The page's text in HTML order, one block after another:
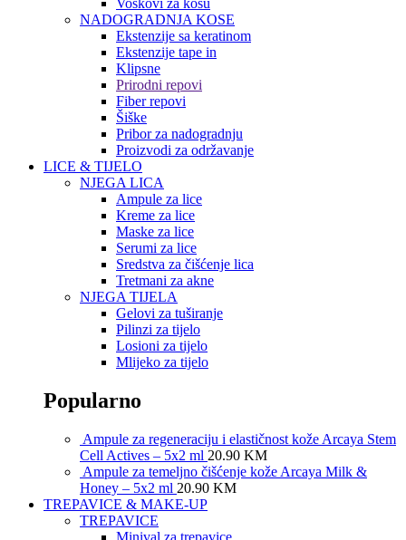
Voskovi za kosu
NADOGRADNJA KOSE
Ekstenzije sa keratinom
Ekstenzije tape in
Klipsne
Prirodni repovi
Fiber repovi
Šiške
Pribor za nadogradnju
Proizvodi za održavanje
LICE & TIJELO
NJEGA LICA
Ampule za lice
Kreme za lice
Maske za lice
Serumi za lice
Sredstva za čišćenje lica
Tretmani za akne
NJEGA TIJELA
Gelovi za tuširanje
Pilinzi za tijelo
Losioni za tijelo
Mlijeko za tijelo
Popularno
Ampule za regeneraciju i elastičnost kože Arcaya Stem
Cell Actives – 5x2 ml 20.90 KM
Ampule za temeljno čišćenje kože Arcaya Milk &
Honey – 5x2 ml 20.90 KM
TREPAVICE & MAKE-UP
TREPAVICE
Minival za trepavice